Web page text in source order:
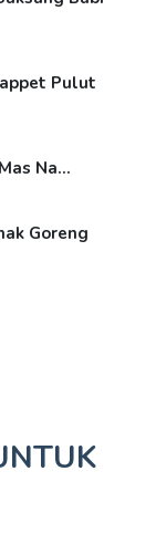
Pulut
Na...
Goreng